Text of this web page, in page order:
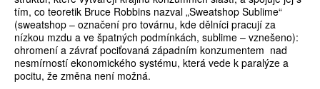
tím, co teoretik Bruce Robbins nazval „Sweatshop Sublime“
(sweatshop – označení pro továrnu, kde dělníci pracují za
nízkou mzdu a ve špatných podmínkách, sublime – vznešeno):
ohromení a závrať pociťovaná západním konzumentem nad
nesmírností ekonomického systému, která vede k paralýze a
pocitu, že změna není možná.